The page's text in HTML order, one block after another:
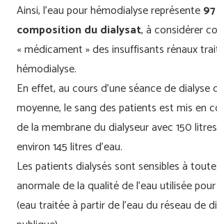
Ainsi, l’eau pour hémodialyse représente
composition du dialysat, à considérer
« médicament » des insuffisants rénaux
hémodialyse.
En effet, au cours d’une séance de dialyse
moyenne, le sang des patients est mis en
de la membrane du dialyseur avec 150
environ 145 litres d’eau.
Les patients dialysés sont sensibles à
anormale de la qualité de l’eau utilisée
(eau traitée à partir de l’eau du réseau de